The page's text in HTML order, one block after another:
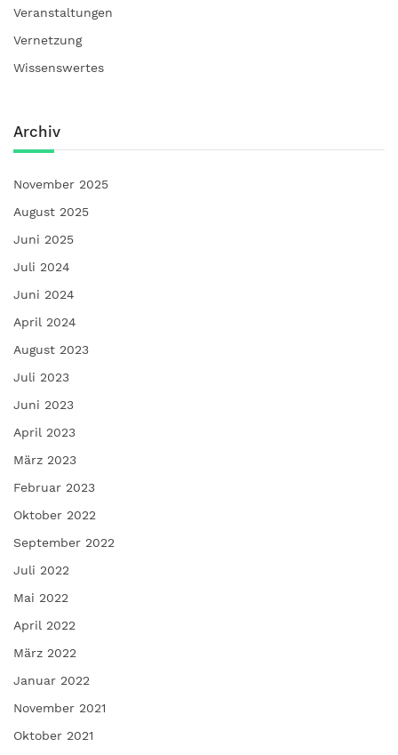
Veranstaltungen
Vernetzung
Wissenswertes
Archiv
November 2025
August 2025
Juni 2025
Juli 2024
Juni 2024
April 2024
August 2023
Juli 2023
Juni 2023
April 2023
März 2023
Februar 2023
Oktober 2022
September 2022
Juli 2022
Mai 2022
April 2022
März 2022
Januar 2022
November 2021
Oktober 2021